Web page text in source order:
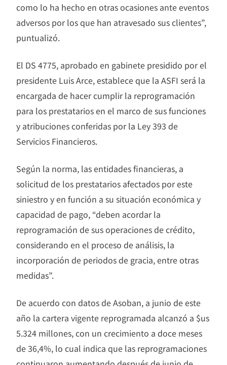
como lo ha hecho en otras ocasiones ante eventos
adversos por los que han atravesado sus clientes”,
puntualizó.
El DS 4775, aprobado en gabinete presidido por el
presidente Luis Arce, establece que la ASFI será la
encargada de hacer cumplir la reprogramación
para los prestatarios en el marco de sus funciones
y atribuciones conferidas por la Ley 393 de
Servicios Financieros.
Según la norma, las entidades financieras, a
solicitud de los prestatarios afectados por este
siniestro y en función a su situación económica y
capacidad de pago, “deben acordar la
reprogramación de sus operaciones de crédito,
considerando en el proceso de análisis, la
incorporación de periodos de gracia, entre otras
medidas”.
De acuerdo con datos de Asoban, a junio de este
año la cartera vigente reprogramada alcanzó a $us
5.324 millones, con un crecimiento a doce meses
de 36,4%, lo cual indica que las reprogramaciones